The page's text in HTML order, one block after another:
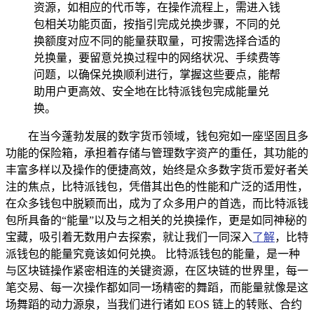
资源，如相应的代币等，在操作流程上，需进入钱
包相关功能页面，按指引完成兑换步骤，不同的兑
换额度对应不同的能量获取量，可按需选择合适的
兑换量，要留意兑换过程中的网络状况、手续费等
问题，以确保兑换顺利进行，掌握这些要点，能帮
助用户更高效、安全地在比特派钱包完成能量兑
换。
在当今蓬勃发展的数字货币领域，钱包宛如一座坚固且多
功能的保险箱，承担着存储与管理数字资产的重任，其功能的
丰富多样以及操作的便捷高效，始终是众多数字货币爱好者关
注的焦点，比特派钱包，凭借其出色的性能和广泛的适用性，
在众多钱包中脱颖而出，成为了众多用户的首选，而比特派钱
包所具备的“能量”以及与之相关的兑换操作，更是如同神秘的
宝藏，吸引着无数用户去探索，就让我们一同深入了解，比特
派钱包的能量究竟该如何兑换。 比特派钱包的能量，是一种
与区块链操作紧密相连的关键资源，在区块链的世界里，每一
笔交易、每一次操作都如同一场精密的舞蹈，而能量就像是这
场舞蹈的动力源泉，当我们进行诸如 EOS 链上的转账、合约